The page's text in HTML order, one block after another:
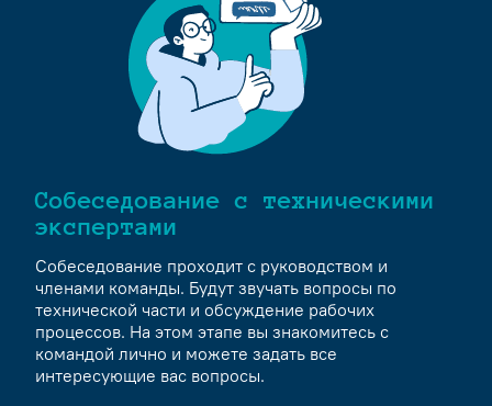
Собеседование с техническими
экспертами
Собеседование проходит с руководством и
членами команды. Будут звучать вопросы по
технической части и обсуждение рабочих
процессов. На этом этапе вы знакомитесь с
командой лично и можете задать все
интересующие вас вопросы.